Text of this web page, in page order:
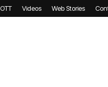
OTT Videos Web Stories